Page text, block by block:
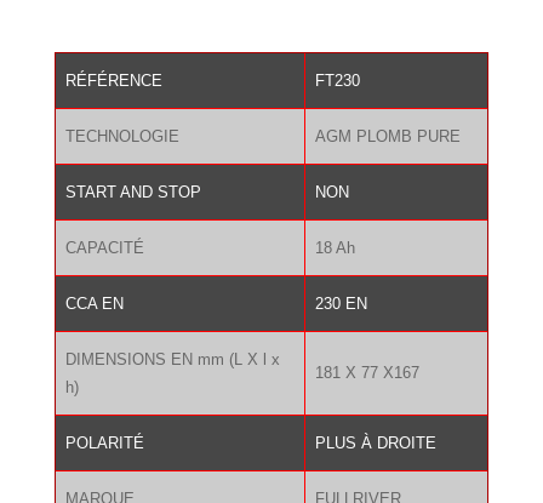
RÉFÉRENCE FT230
TECHNOLOGIE AGM PLOMB PURE
START AND STOP NON
CAPACITÉ 18 Ah
CCA EN 230 EN
DIMENSIONS EN mm (L X l x
h)
181 X 77 X167
POLARITÉ PLUS À DROITE
MARQUE FULLRIVER